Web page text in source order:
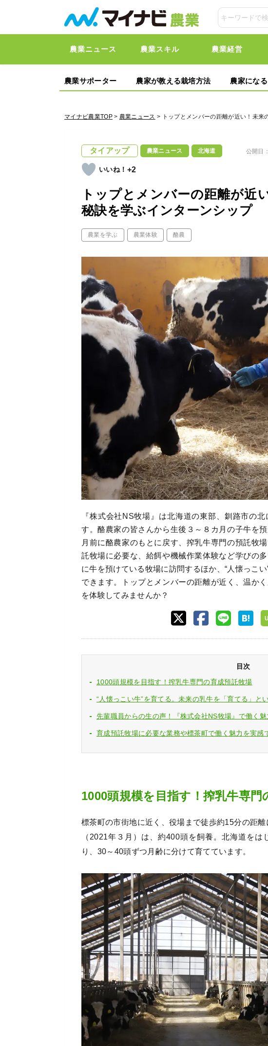
農業ニュース 農業スキル 農業経営
農業サポーター 農家が教える栽培方法 農家にな
マイナビ農業TOP> 農業ニュース > トップとメンバーの距離が近い！未来
タイアップ 農業ニュース 北海道
+2
トップとメンバーの距離が近
秘訣を学ぶインターンシップ
農業を学ぶ 農業体験 酪農
公開日
『株式会社NS牧場』は北海道の東部、釧路市の
す。酪農家の皆さんから生後３～８カ月の子牛を
月前に酪農家のもとに戻す、搾乳牛専門の預託牧
託牧場に必要な、給餌や機械作業体験など学びの
に牛を預けている牧場に訪問するほか、“人懐っこ
できます。トップとメンバーの距離が近く、温か
を体験してみませんか？
目次
1000頭規模を目指す！搾乳牛専門の育成預託牧場
“人懐っこい牛”を育てる。未来の乳牛を「育てる」とい
先輩職員からの生の声！『株式会社NS牧場』で働く魅
育成預託牧場に必要な業務や標茶町で働く魅力を実感
1000頭規模を目指す！搾乳牛専門
標茶町の市街地に近く、役場まで徒歩約15分の距
（2021年３月）は、約400頭を飼養。北海道を
り、30～40頭ずつ月齢に分けて育てています。